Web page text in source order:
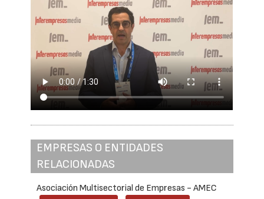
EMPRESAS O ENTIDADES
RELACIONADAS
Asociación Multisectorial de Empresas - AMEC